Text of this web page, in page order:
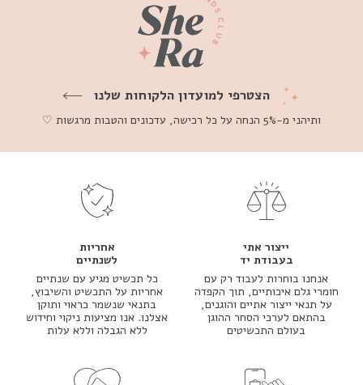
הצטרפי למועדון הלקוחות שלנו
ותיהני מ-5% הנחה על כל רכישה, עדכונים והטבות מרגשות ♡
ייצור אתי
בעבודת יד
אנחנו בוחרות לעבוד רק עם
חומרי גלם איכותיים, תוך הקפדה
על תנאי ייצור אתיים והוגנים,
בהתאם לערכי הסחר ההוגן
בעולם התכשיטים
אחריות
לשנתיים
כל תכשיט מגיע עם שנתיים
אחריות על התכשיט והשיבוץ,
בתנאי שנשמר כראוי ותוקן
אצלנו. אנו מציעות ניקוי וחידוש
ללא הגבלה וללא עלות